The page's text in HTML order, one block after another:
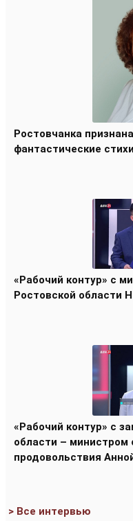
Ростовчанка
фантастические
«Рабочий контур» с
Ростовской области
«Рабочий контур» с
области – министром
продовольствия
> Все интервью